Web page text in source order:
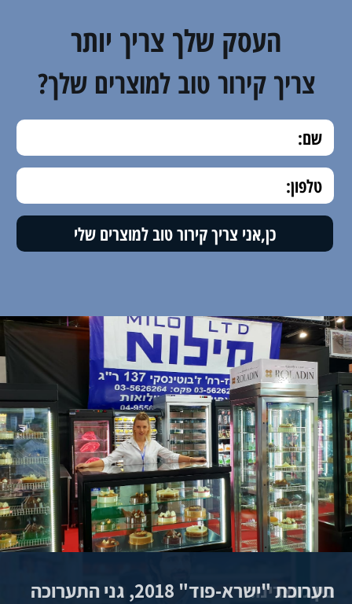
העסק שלך צריך יותר
צריך קירור טוב למוצרים שלך?
תערוכת "ישרא-פוד" 2018, גני התערוכה